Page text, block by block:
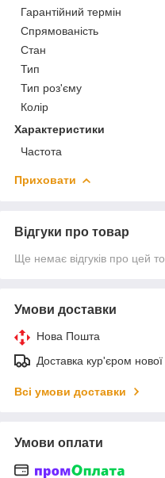
Гарантійний термін
Спрямованість
Стан
Тип
Тип роз'єму
Колір
Характеристики
Частота
Приховати
Відгуки про товар
Ще немає відгуків про цей
Умови доставки
Нова Пошта
Доставка кур'єром
Всі умови доставки
Умови оплати